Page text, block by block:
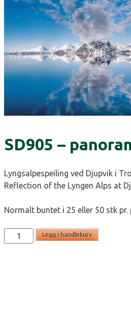
SD905 –
Lyngsalpespeiling ved Djupvik i
Reflection of the Lyngen Alps at
Normalt buntet i 25 eller 50 stk pr.
SD905
-
Legg i handlekurv